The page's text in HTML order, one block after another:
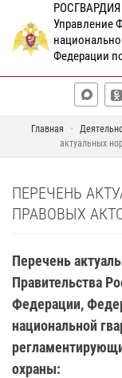
РОСГВАРДИЯ
Управление
Федерации
Главная
актуальных
ПЕРЕЧЕНЬ
ПРАВОВЫХ
Перечень
Правительства
Федерации,
национальной
охраны: